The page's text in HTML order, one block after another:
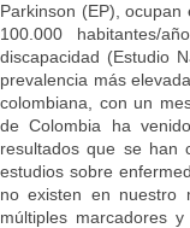
Parkinson (EP),
100.000 habitantes/
discapacidad (Estudio
prevalencia más
colombiana, con un
de Colombia ha
resultados que se han
estudios sobre
no existen en nuestro
múltiples marcadores